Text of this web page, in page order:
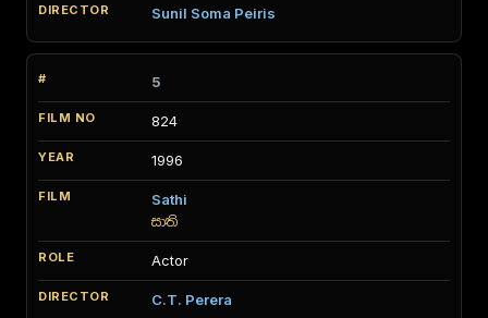
Sunil Soma Peiris
5
824
1996
Sathi
සාති
Actor
C.T. Perera